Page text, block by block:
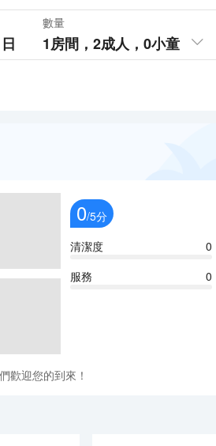
數量
1房間， 2成人， 0小童
0/5分
清潔度
0
服務
0
歡迎您的到來！